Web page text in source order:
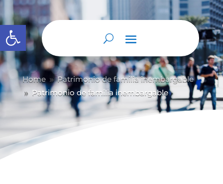
Abrir barra de herramientas
Home 9 Patrimonio de familia inembargable
9 Patrimonio de familia inembargable